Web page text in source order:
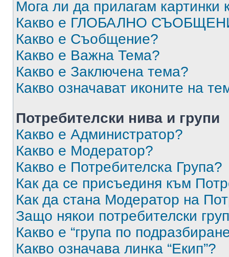
Мога ли да прилагам
Какво е ГЛОБАЛНО
Какво е Съобщение?
Какво е Важна Тема?
Какво е Заключена тема?
Какво означават иконите на
Потребителски нива и групи
Какво е Администратор?
Какво е Модератор?
Какво е Потребителска Група?
Как да се присъединя към
Как да стана Модератор на
Защо някои потребителски
Какво е “група по
Какво означава линка “Екип”?